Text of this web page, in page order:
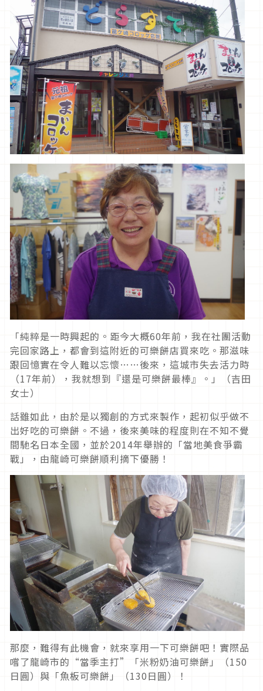
「純粹是一時興起的。距今大概60年前，我在社團活動
完回家路上，都會到這附近的可樂餅店買來吃。那滋味
跟回憶實在令人難以忘懷……後來，這城市失去活力時
（17年前），我就想到『還是可樂餅最棒』。」（吉田
女士）
話雖如此，由於是以獨創的方式來製作，起初似乎做不
出好吃的可樂餅。不過，後來美味的程度則在不知不覺
間馳名日本全國，並於2014年舉辦的「當地美食爭霸
戰」，由龍崎可樂餅順利摘下優勝！
那麼，難得有此機會，就來享用一下可樂餅吧！實際品
嚐了龍崎市的“當季主打”「米粉奶油可樂餅」（150
日圓）與「魚板可樂餅」（130日圓）！